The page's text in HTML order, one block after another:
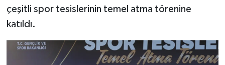
çeşitli spor tesislerinin temel atma törenine
katıldı.